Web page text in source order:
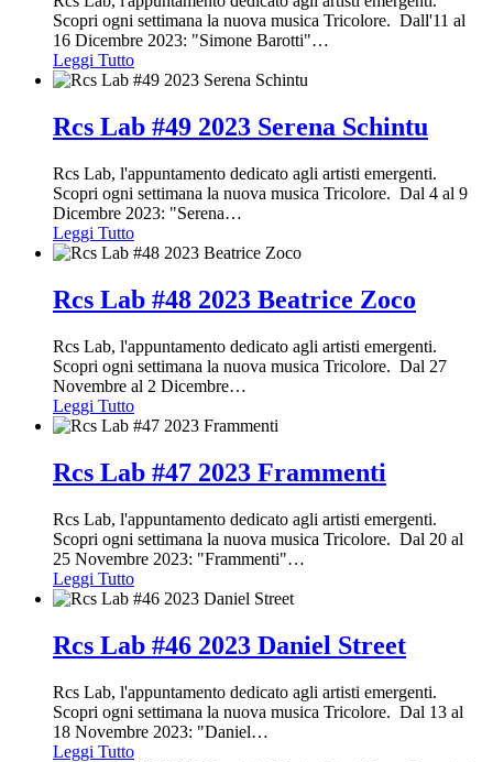
Scopri ogni settimana la nuova musica Tricolore. Dall'11 al
16 Dicembre 2023: "Simone Barotti"…
Leggi Tutto
Rcs Lab #49 2023 Serena Schintu
Rcs Lab, l'appuntamento dedicato agli artisti emergenti.
Scopri ogni settimana la nuova musica Tricolore. Dal 4 al 9
Dicembre 2023: "Serena…
Leggi Tutto
Rcs Lab #48 2023 Beatrice Zoco
Rcs Lab, l'appuntamento dedicato agli artisti emergenti.
Scopri ogni settimana la nuova musica Tricolore. Dal 27
Novembre al 2 Dicembre…
Leggi Tutto
Rcs Lab #47 2023 Frammenti
Rcs Lab, l'appuntamento dedicato agli artisti emergenti.
Scopri ogni settimana la nuova musica Tricolore. Dal 20 al
25 Novembre 2023: "Frammenti"…
Leggi Tutto
Rcs Lab #46 2023 Daniel Street
Rcs Lab, l'appuntamento dedicato agli artisti emergenti.
Scopri ogni settimana la nuova musica Tricolore. Dal 13 al
18 Novembre 2023: "Daniel…
Leggi Tutto